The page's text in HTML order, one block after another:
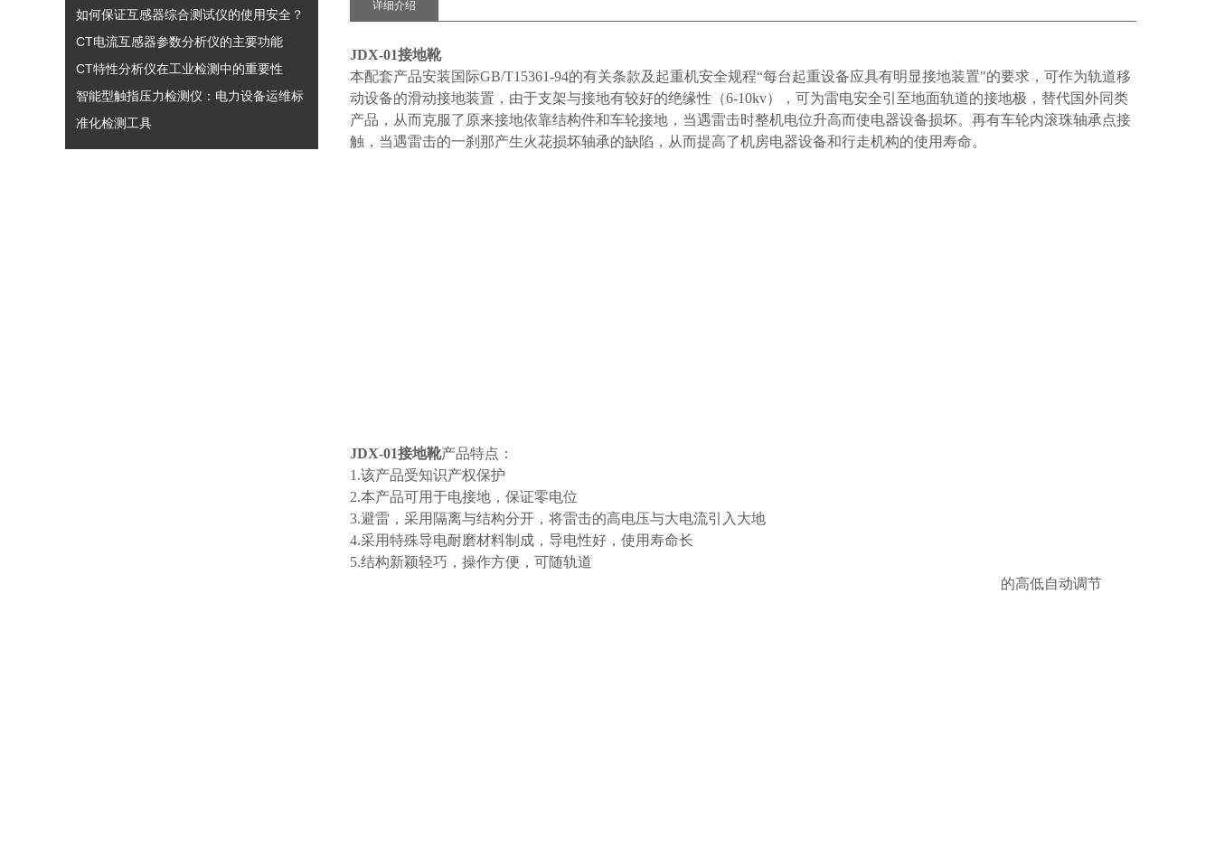
如何保证互感器综合测试仪的使用安全？
CT电流互感器参数分析仪的主要功能
CT特性分析仪在工业检测中的重要性
智能型触指压力检测仪：电力设备运维标
准化检测工具
详细介绍
JDX-01接地靴
本配套产品安装国际GB/T15361-94的有关条款及起重机安全规程“每台起重设备应具有明显接地装置"的要求，可作为轨道移
动设备的滑动接地装置，由于支架与接地有较好的绝缘性（6-10kv），可为雷电安全引至地面轨道的接地极，替代国外同类
产品，从而克服了原来接地依靠结构件和车轮接地，当遇雷击时整机电位升高而使电器设备损坏。再有车轮内滚珠轴承点接
触，当遇雷击的一刹那产生火花损坏轴承的缺陷，从而提高了机房电器设备和行走机构的使用寿命。
JDX-01接地靴产品特点：
1.该产品受知识产权保护
2.本产品可用于电接地，保证零电位
3.避雷，采用隔离与结构分开，将雷击的高电压与大电流引入大地
4.采用特殊导电耐磨材料制成，导电性好，使用寿命长
5.结构新颖轻巧，操作方便，可随轨道
的高低自动调节